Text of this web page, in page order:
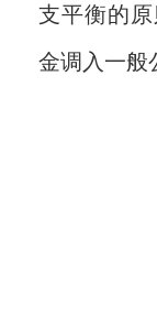
支平衡的
金调入一般